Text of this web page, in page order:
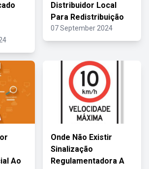
Distribuidor Local
Para Redistribuição
07 September 2024
Ao
Onde Não Existir
Sinalização
Regulamentadora A